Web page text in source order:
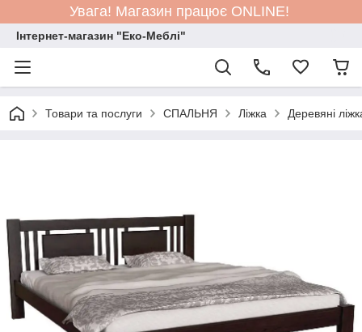
Увага! Магазин працює ONLINE!
Інтернет-магазин "Еко-Меблі"
Товари та послуги СПАЛЬНЯ Ліжка Деревяні